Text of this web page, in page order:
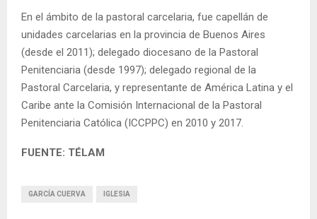
En el ámbito de la pastoral carcelaria, fue capellán de
unidades carcelarias en la provincia de Buenos Aires
(desde el 2011); delegado diocesano de la Pastoral
Penitenciaria (desde 1997); delegado regional de la
Pastoral Carcelaria, y representante de América Latina y el
Caribe ante la Comisión Internacional de la Pastoral
Penitenciaria Católica (ICCPPC) en 2010 y 2017.
FUENTE: TÉLAM
GARCÍA CUERVA IGLESIA